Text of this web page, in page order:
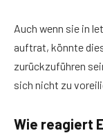
Auch wenn sie in
auftrat, könnte
zurückzuführen
sich nicht zu
Wie reagiert